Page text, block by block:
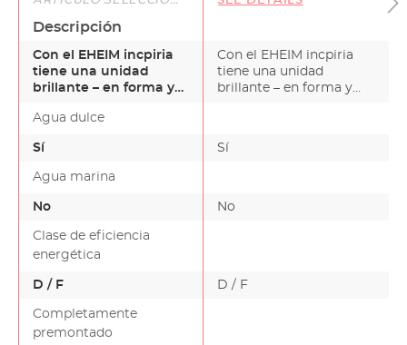
Descripción
Con el EHEIM incpiria
tiene una unidad
brillante – en forma y
u…
Con el EHEIM incpiria
tiene una unidad
brillante – en forma y
Agua dulce
Sí Sí
Agua marina
No No
Clase de eficiencia
energética
D / F D / F
Completamente
premontado